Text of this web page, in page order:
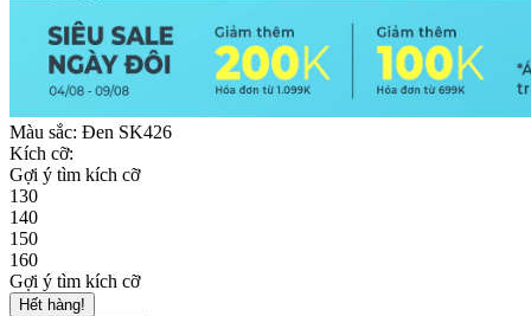
Màu sắc: Đen SK426
Kích cỡ:
Gợi ý tìm kích cỡ
130
140
150
160
Gợi ý tìm kích cỡ
Hết hàng!